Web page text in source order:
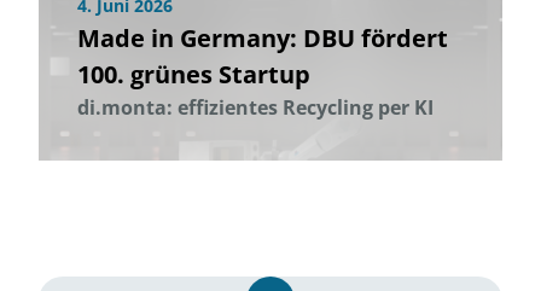
4. Juni 2026
Made in Germany: DBU fördert
100. grünes Startup
di.monta: effizientes Recycling per KI